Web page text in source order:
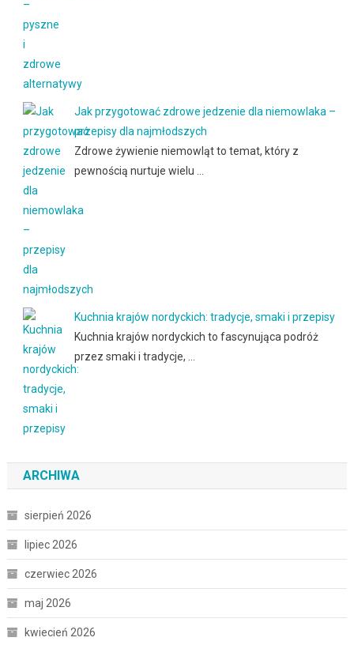
Jak przygotować zdrowe jedzenie dla niemowlaka –
przepisy dla najmłodszych
Zdrowe żywienie niemowląt to temat, który z
pewnością nurtuje wielu …
Kuchnia krajów nordyckich: tradycje, smaki i przepisy
Kuchnia krajów nordyckich to fascynująca podróż
przez smaki i tradycje, …
ARCHIWA
sierpień 2026
lipiec 2026
czerwiec 2026
maj 2026
kwiecień 2026